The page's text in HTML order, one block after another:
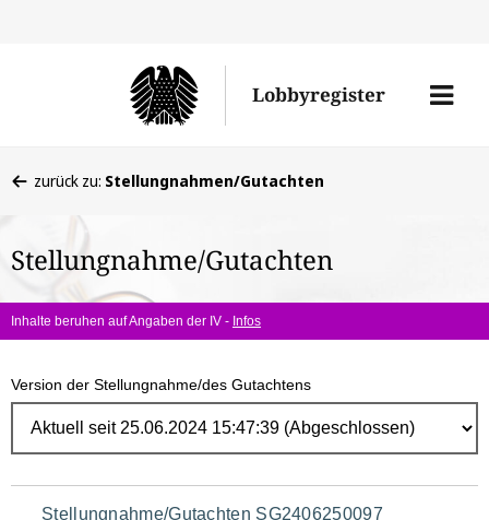
Lobbyregister
Menü
befinden
hier:
zurück zu: Stellungnahmen/Gutachten
Stellungnahme/Gutachten
Inhalte beruhen auf Angaben der IV - Infos
Version der Stellungnahme/des Gutachtens
Navigation
Stellungnahme/Gutachten SG2406250097